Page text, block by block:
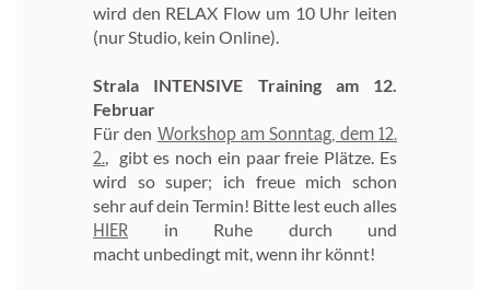
wird den RELAX Flow um 10 Uhr leiten
(nur Studio, kein Online).
Strala INTENSIVE Training am 12.
Februar
Für den Workshopam Sonntag, dem 12.
2., gibt es noch ein paar freie Plätze. Es
wird so super; ich freue mich schon
sehr auf dein Termin! Bitte lest euch alles
HIER in Ruhe durch und
macht unbedingt mit, wenn ihr könnt!